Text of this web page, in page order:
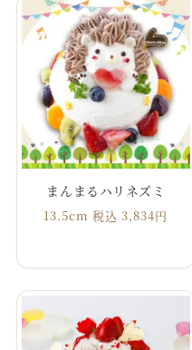
まんまるハリネズミ
13.5cm 税込 3,834円